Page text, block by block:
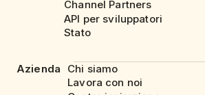
Channel Partners
API per sviluppatori
Stato
Azienda
Chi siamo
Lavora con noi